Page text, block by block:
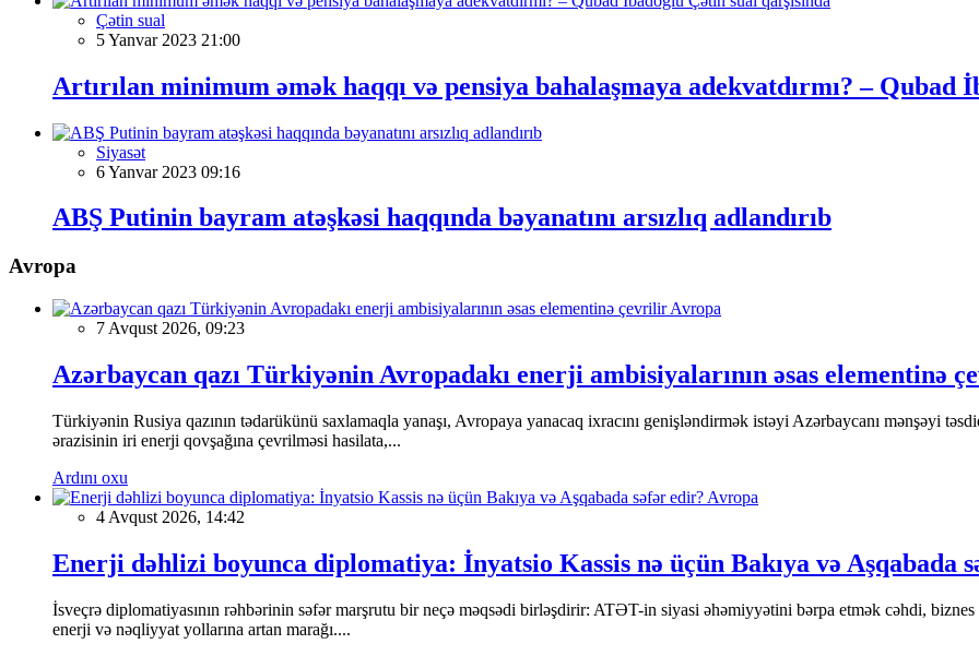
Çətin sual
5 Yanvar 2023 21:00
Artırılan minimum əmək haqqı və pensiya bahalaşmaya adekvatdırmı? – Qubad
Siyasət
6 Yanvar 2023 09:16
ABŞ Putinin bayram atəşkəsi haqqında bəyanatını arsızlıq adlandırıb
Avropa
Avropa
7 Avqust 2026, 09:23
Azərbaycan qazı Türkiyənin Avropadakı enerji ambisiyalarının əsas elementinə
Türkiyənin Rusiya qazının tədarükünü saxlamaqla yanaşı, Avropaya yanacaq ixracını genişləndirmək istəyi Azərbaycanı mənşəyi
ərazisinin iri enerji qovşağına çevrilməsi hasilata,...
Ardını oxu
Avropa
4 Avqust 2026, 14:42
Enerji dəhlizi boyunca diplomatiya: İnyatsio Kassis nə üçün Bakıya və Aşqabada
İsveçrə diplomatiyasının rəhbərinin səfər marşrutu bir neçə məqsədi birləşdirir: ATƏT-in siyasi əhəmiyyətini bərpa etmək cəhdi, biznes
enerji və nəqliyyat yollarına artan marağı....